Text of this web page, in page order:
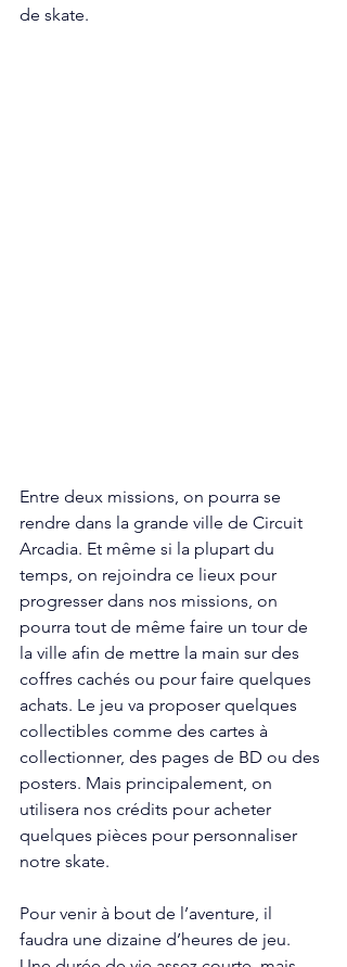
de skate.
Entre deux missions, on pourra se
rendre dans la grande ville de Circuit
Arcadia. Et même si la plupart du
temps, on rejoindra ce lieux pour
progresser dans nos missions, on
pourra tout de même faire un tour de
la ville afin de mettre la main sur des
coffres cachés ou pour faire quelques
achats. Le jeu va proposer quelques
collectibles comme des cartes à
collectionner, des pages de BD ou des
posters. Mais principalement, on
utilisera nos crédits pour acheter
quelques pièces pour personnaliser
notre skate.
Pour venir à bout de l’aventure, il
faudra une dizaine d’heures de jeu.